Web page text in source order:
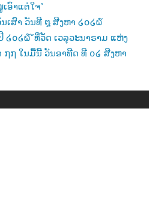
ອົາແຕ່ໃຈ”
ນເສົາ ວັນທີ ໘ ສີງຫາ ໒໐໒໖
໒໐໒໖”ທີ່ວັດ ເວລຸວະນາຣາມ ແຫ່ງ
໗໗ ໃນມື້ນີ້ ວັນອາທີດ ທີ ໐໒ ສີງຫາ